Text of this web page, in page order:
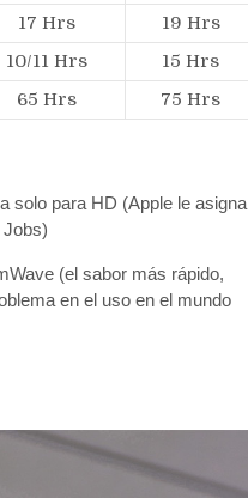
17 Hrs
19 Hrs
10/11 Hrs
15 Hrs
65 Hrs 75 Hrs
solo para HD (Apple le asigna
Jobs)
(el sabor más rápido,
en el uso en el mundo